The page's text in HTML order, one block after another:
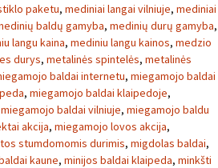
paketu, mediniai langai vilniuje, mediniai
baldų gamyba, medinių durų gamyba,
langu kaina, mediniu langu kainos, medzio
durys, metalinės spintelės, metalinės
baldai internetu, miegamojo baldai
, miegamojo baldai klaipedoje,
miegamojo baldai vilniuje, miegamojo baldu
akcija, miegamojo lovos akcija,
stumdomomis durimis, migdolas baldai,
kaune, minijos baldai klaipeda, minkšti